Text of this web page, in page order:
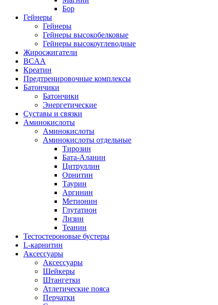
Бор
Гейнеры
Гейнеры
Гейнеры высокобелковые
Гейнеры высокоуглеводные
Жиросжигатели
BCAA
Креатин
Предтренировочные комплексы
Батончики
Батончики
Энергетические
Суставы и связки
Аминокислоты
Аминокислоты
Аминокислоты отдельные
Тирозин
Бата-Аланин
Цитруллин
Орнитин
Таурин
Аргинин
Метионин
Глутатион
Лизин
Теанин
Тестостероновые бустеры
L-карнитин
Аксессуары
Аксессуары
Шейкеры
Штангетки
Атлетические пояса
Перчатки